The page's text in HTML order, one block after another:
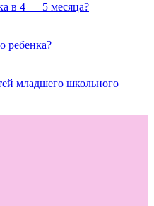
в 4 — 5 месяца?
ребенка?
младшего школьного